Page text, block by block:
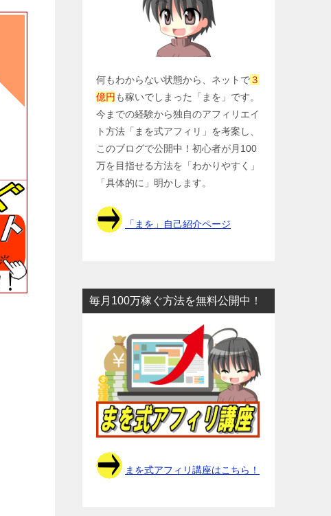
何もわからない状態から、ネットで３
億円 も稼いでしまった「まを」です。
今までの経験から独自のアフィリエイ
ト方法「まを式アフィリ」を考案し、
このブログで公開中！初心者が月100
万を目指せる方法を「わかりやすく」
「具体的に」明かします。
「まを」自己紹介ページ
毎月100万稼ぐ方法を無料公開中！
まを式アフィリ講座はこちら！